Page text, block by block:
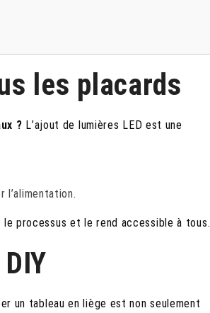
les placards
? L’ajout de lumières LED est une
l’alimentation.
processus et le rend accessible à tous.
un tableau en liège est non seulement